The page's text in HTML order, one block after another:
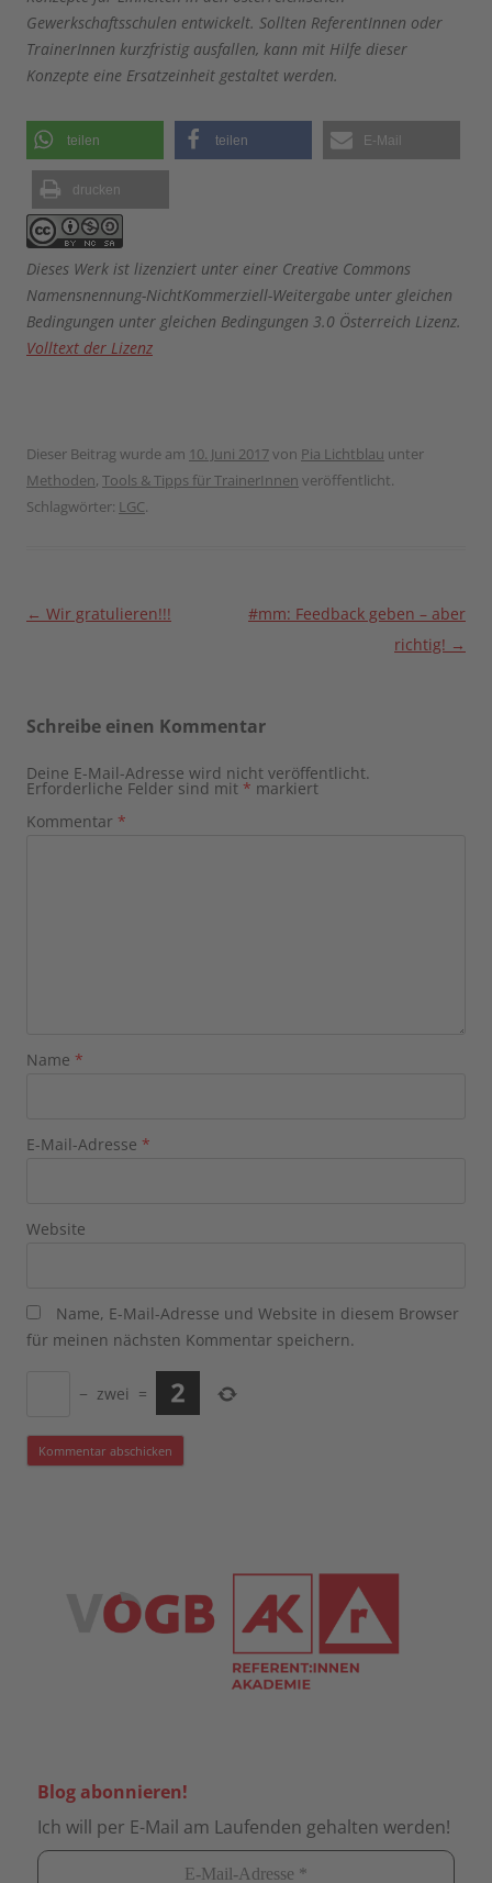
Gewerkschaftsschulen entwickelt. Sollten ReferentInnen oder
TrainerInnen kurzfristig ausfallen, kann mit Hilfe dieser
Konzepte eine Ersatzeinheit gestaltet werden.
teilen teilen E-Mail
drucken
Dieses Werk ist lizenziert unter einer Creative Commons
Namensnennung-NichtKommerziell-Weitergabe unter gleichen
Bedingungen unter gleichen Bedingungen 3.0 Österreich Lizenz.
Volltext der Lizenz
Dieser Beitrag wurde am 10. Juni 2017von Pia Lichtblau unter
Methoden, Tools & Tipps für TrainerInnen veröffentlicht.
Schlagwörter: LGC.
Beitragsnavigation
← Wir gratulieren!!!
#mm: Feedback geben – aber
richtig! →
Schreibe einen Kommentar
Deine E-Mail-Adresse wird nicht veröffentlicht.
Erforderliche Felder sind mit * markiert
Kommentar *
Name *
E-Mail-Adresse *
Website
Name, E-Mail-Adresse und Website in diesem Browser
für meinen nächsten Kommentar speichern.
− zwei =
Blog abonnieren!
Ich will per E-Mail am Laufenden gehalten werden!